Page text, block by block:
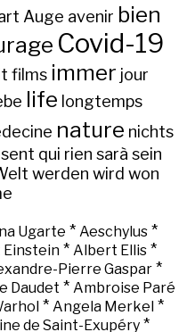
Auge avenir bien
Covid-19
films immer jour
life longtemps
nature nichts
qui rien sarà sein
werden wird won
Ugarte * Aeschylus *
* Albert Ellis*
Pierre Gaspar *
Daudet * Ambroise Paré
* Angela Merkel *
de Saint-Exupéry *